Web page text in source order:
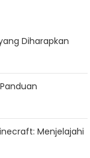
Diharapkan
Menjelajahi